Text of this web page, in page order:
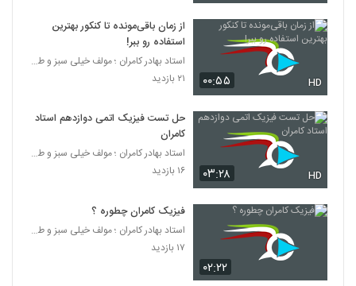
۰۰:۵۵ HD
از زمان باقی‌مونده تا کنکور بهترین
استفاده رو ببر!
استاد بهادر کامران ؛ مولف خیلی سبز و طراح قلم چی
۲۱ بازدید
۰۳:۲۸ HD
حل تست فیزیک اتمی دوازدهم استاد
کامران
استاد بهادر کامران ؛ مولف خیلی سبز و طراح قلم چی
۱۶ بازدید
۰۲:۲۲
فیزیک کامران چطوره ؟
استاد بهادر کامران ؛ مولف خیلی سبز و طراح قلم چی
۱۷ بازدید